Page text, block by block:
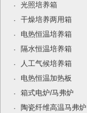
·
光照培养箱
·
干燥培养两用箱
·
电热恒温培养箱
·
隔水恒温培养箱
·
人工气候培养箱
·
电热恒温加热板
·
箱式电炉/马弗炉
·
陶瓷纤维高温马弗炉